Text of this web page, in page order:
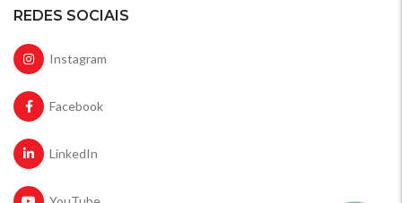
REDES SOCIAIS
Instagram
Facebook
LinkedIn